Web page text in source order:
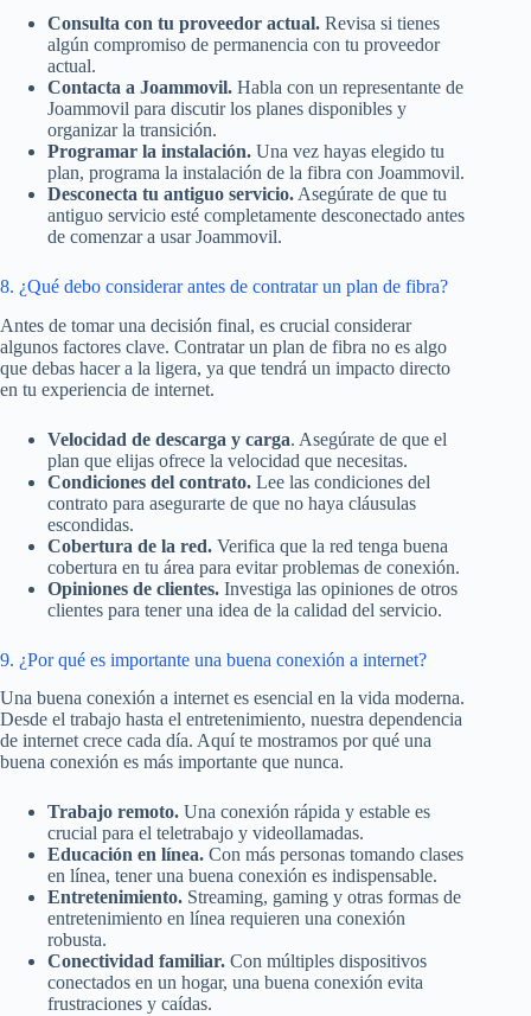
Consulta con tu proveedor actual. Revisa si tienes
algún compromiso de permanencia con tu proveedor
actual.
Contacta a Joammovil. Habla con un representante de
Joammovil para discutir los planes disponibles y
organizar la transición.
Programar la instalación. Una vez hayas elegido tu
plan, programa la instalación de la fibra con Joammovil.
Desconecta tu antiguo servicio. Asegúrate de que tu
antiguo servicio esté completamente desconectado antes
de comenzar a usar Joammovil.
8. ¿Qué debo considerar antes de contratar un plan de fibra?
Antes de tomar una decisión final, es crucial considerar
algunos factores clave. Contratar un plan de fibra no es algo
que debas hacer a la ligera, ya que tendrá un impacto directo
en tu experiencia de internet.
Velocidad de descarga y carga. Asegúrate de que el
plan que elijas ofrece la velocidad que necesitas.
Condiciones del contrato. Lee las condiciones del
contrato para asegurarte de que no haya cláusulas
escondidas.
Cobertura de la red. Verifica que la red tenga buena
cobertura en tu área para evitar problemas de conexión.
Opiniones de clientes. Investiga las opiniones de otros
clientes para tener una idea de la calidad del servicio.
9. ¿Por qué es importante una buena conexión a internet?
Una buena conexión a internet es esencial en la vida moderna.
Desde el trabajo hasta el entretenimiento, nuestra dependencia
de internet crece cada día. Aquí te mostramos por qué una
buena conexión es más importante que nunca.
Trabajo remoto. Una conexión rápida y estable es
crucial para el teletrabajo y videollamadas.
Educación en línea. Con más personas tomando clases
en línea, tener una buena conexión es indispensable.
Entretenimiento. Streaming, gaming y otras formas de
entretenimiento en línea requieren una conexión
robusta.
Conectividad familiar. Con múltiples dispositivos
conectados en un hogar, una buena conexión evita
frustraciones y caídas.